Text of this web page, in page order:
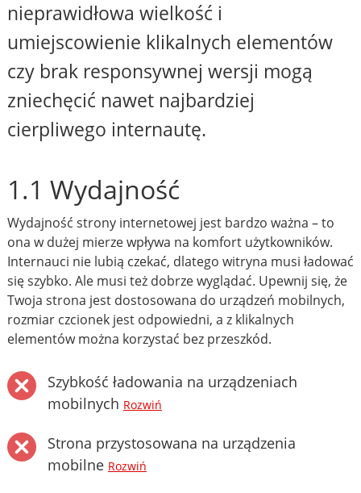
nieprawidłowa wielkość i
umiejscowienie klikalnych elementów
czy brak responsywnej wersji mogą
zniechęcić nawet najbardziej
cierpliwego internautę.
1.1 Wydajność
Wydajność strony internetowej jest bardzo ważna – to
ona w dużej mierze wpływa na komfort użytkowników.
Internauci nie lubią czekać, dlatego witryna musi ładować
się szybko. Ale musi też dobrze wyglądać. Upewnij się, że
Twoja strona jest dostosowana do urządzeń mobilnych,
rozmiar czcionek jest odpowiedni, a z klikalnych
elementów można korzystać bez przeszkód.
Szybkość ładowania na urządzeniach
mobilnych Rozwiń
Strona przystosowana na urządzenia
mobilne Rozwiń